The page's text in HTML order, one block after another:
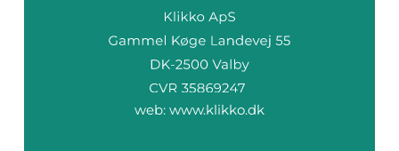
web: www.klikko.dk